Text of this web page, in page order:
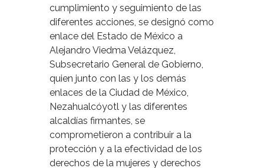
cumplimiento y seguimiento de las
diferentes acciones, se designó como
enlace del Estado de México a
Alejandro Viedma Velázquez,
Subsecretario General de Gobierno,
quien junto con las y los demás
enlaces de la Ciudad de México,
Nezahualcóyotl y las diferentes
alcaldías firmantes, se
comprometieron a contribuir a la
protección y a la efectividad de los
derechos de la mujeres y derechos